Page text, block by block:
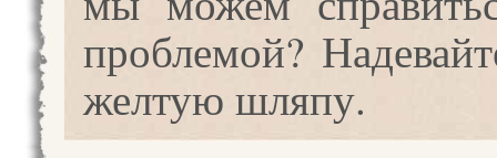
проблемой?
желтую шляпу.